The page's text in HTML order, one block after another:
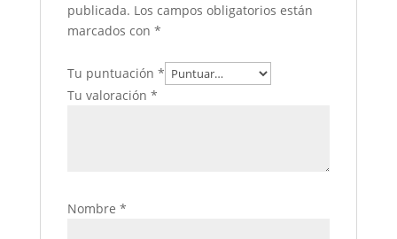
publicada. Los campos obligatorios están
marcados con *
Tu puntuación *
Tu valoración *
Nombre *